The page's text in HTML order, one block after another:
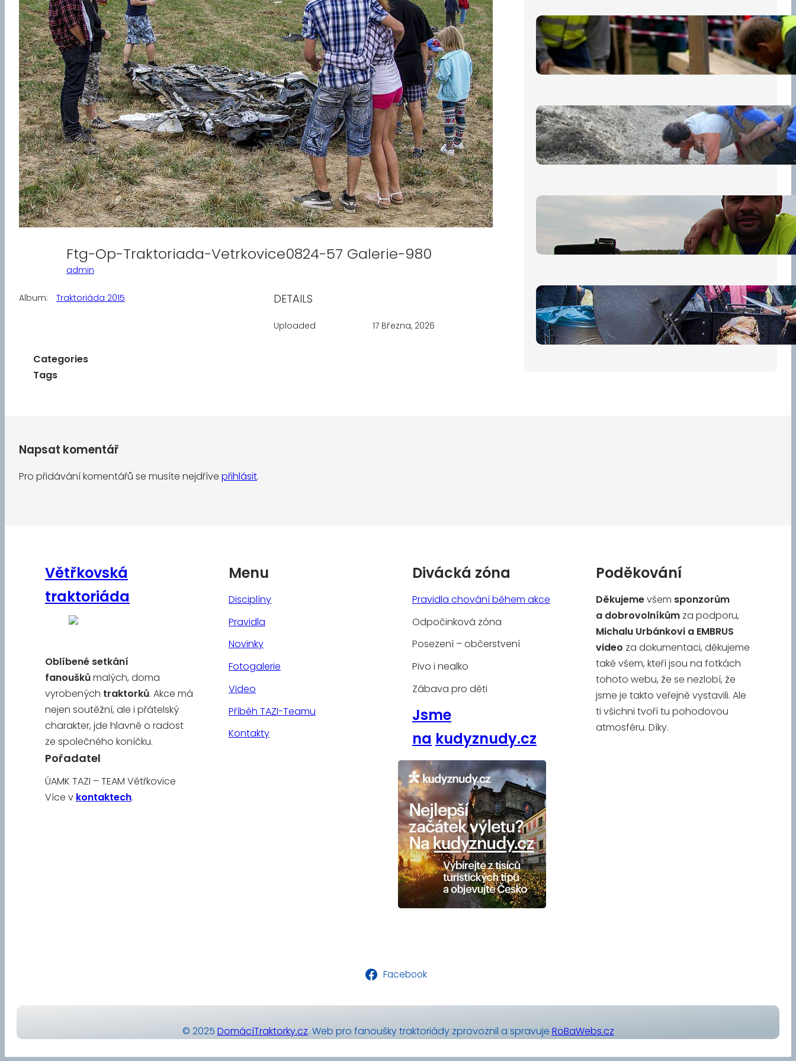
Ftg-Op-Traktoriada-Vetrkovice0824-57 Galerie-980
admin
Album: Traktoriáda 2015 DETAILS
Uploaded 17 Března, 2026
Categories
Tags
Nová pravidla pro účastníky
13 července, 2026
„Prase za prase“: Kdo doběhne
první, vyhraje!
30 června, 2026
Bezpečnost na prvním místě
15 května, 2026
Pro diváky
30 dubna, 2026
Napsat komentář
Pro přidávání komentářů se musíte nejdříve přihlásit.
Větřkovská
traktoriáda
Oblíbené setkání
fanouškůmalých, doma
vyrobených traktorků. Akce má
nejen soutěžní, ale i přátelský
charakter, jde hlavně o radost
ze společného koníčku.
Pořadatel
ÚAMK TAZI – TEAM Větřkovice
Více v kontaktech.
Menu
Disciplíny
Pravidla
Novinky
Fotogalerie
Video
Příběh TAZI-Teamu
Kontakty
Divácká zóna
Pravidla chování během akce
Odpočinková zóna
Posezení – občerstvení
Pivo i nealko
Zábava pro děti
Jsme
na kudyznudy.cz
Poděkování
Děkujemevšem sponzorům
a dobrovolníkům za podporu,
Michalu Urbánkovi a EMBRUS
video za dokumentaci, děkujeme
také všem, kteří jsou na fotkách
tohoto webu, že se nezlobí, že
jsme je takto veřejně vystavili. Ale
ti všichni tvoří tu pohodovou
atmosféru. Díky.
Facebook
© 2025 DomácíTraktorky.cz. Web pro fanoušky traktoriády zprovoznil a spravuje RoBaWebs.cz